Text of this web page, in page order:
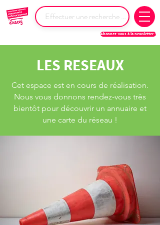
Abonnez-vous à la newsletter !
LES RESEAUX
Cet espace est en cours de réalisation.
Nous vous donnons rendez-vous très
bientôt pour découvrir un annuaire et
une carte du réseau !